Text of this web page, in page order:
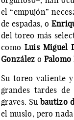
el “empujón”
de espadas, o
del toreo más
como Luis Miguel
González o
Su toreo valiente
grandes tardes
graves. Su bautizo
el muslo, pero